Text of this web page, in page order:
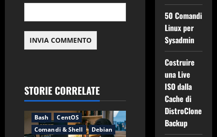
STORIE CORRELATE
Bash
CentOS
Comandi & Shell
Debian
50 Comandi
Linux per
Sysadmin
Costruire
una Live
ISO dalla
Cache di
DistroClone
Backup